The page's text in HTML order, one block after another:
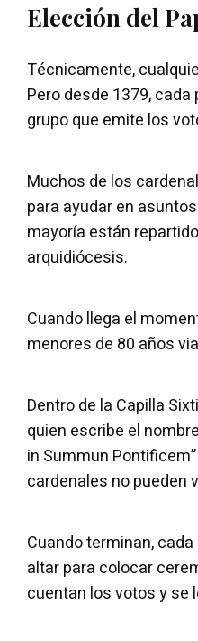
Elección del
Técnicamente,
Pero desde 1379,
grupo que emite los
Muchos de los
para ayudar en
mayoría están
arquidiócesis.
Cuando llega el
menores de 80 años
Dentro de la Capilla
quien escribe el
in Summun
cardenales no pueden
Cuando terminan,
altar para colocar
cuentan los votos y se